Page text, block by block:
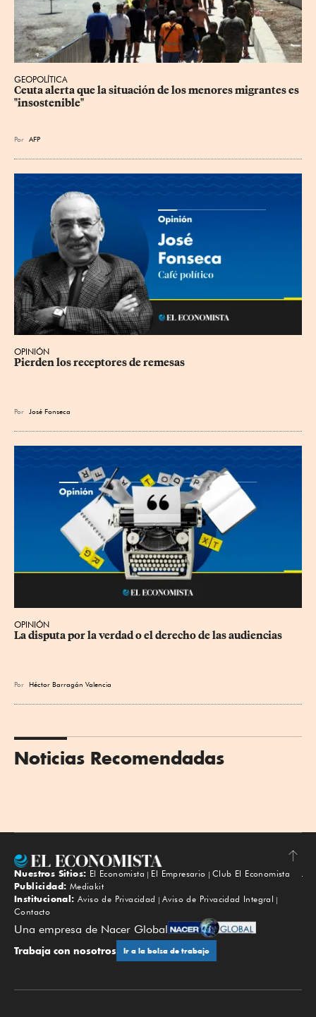
GEOPOLÍTICA
Ceuta alerta que la situación de los menores migrantes es
"insostenible"
Por AFP
OPINIÓN
Pierden los receptores de remesas
Por José Fonseca
OPINIÓN
La disputa por la verdad o el derecho de las audiencias
Por Héctor Barragán Valencia
Noticias Recomendadas
Subir
Nuestros Sitios: El Economista El Empresario
Club El Economista
Publicidad: Mediakit
Institucional: Aviso de Privacidad
Aviso de Privacidad Integral
Contacto
Una empresa de Nacer Global
Trabaja con nosotros Ir a la bolsa de trabajo